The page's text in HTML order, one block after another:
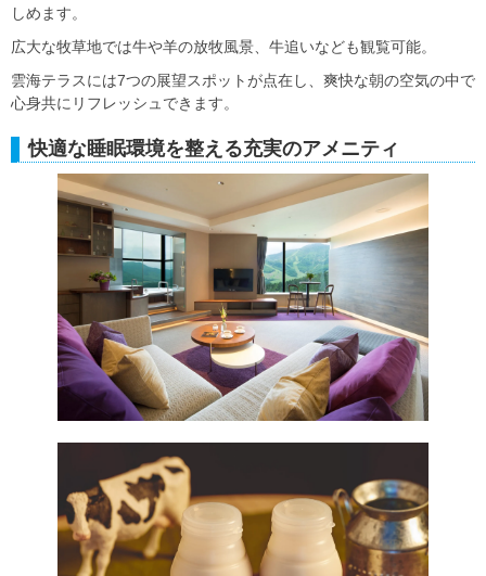
しめます。
広大な牧草地では牛や羊の放牧風景、牛追いなども観覧可能。
雲海テラスには7つの展望スポットが点在し、爽快な朝の空気の中で
心身共にリフレッシュできます。
快適な睡眠環境を整える充実のアメニティ